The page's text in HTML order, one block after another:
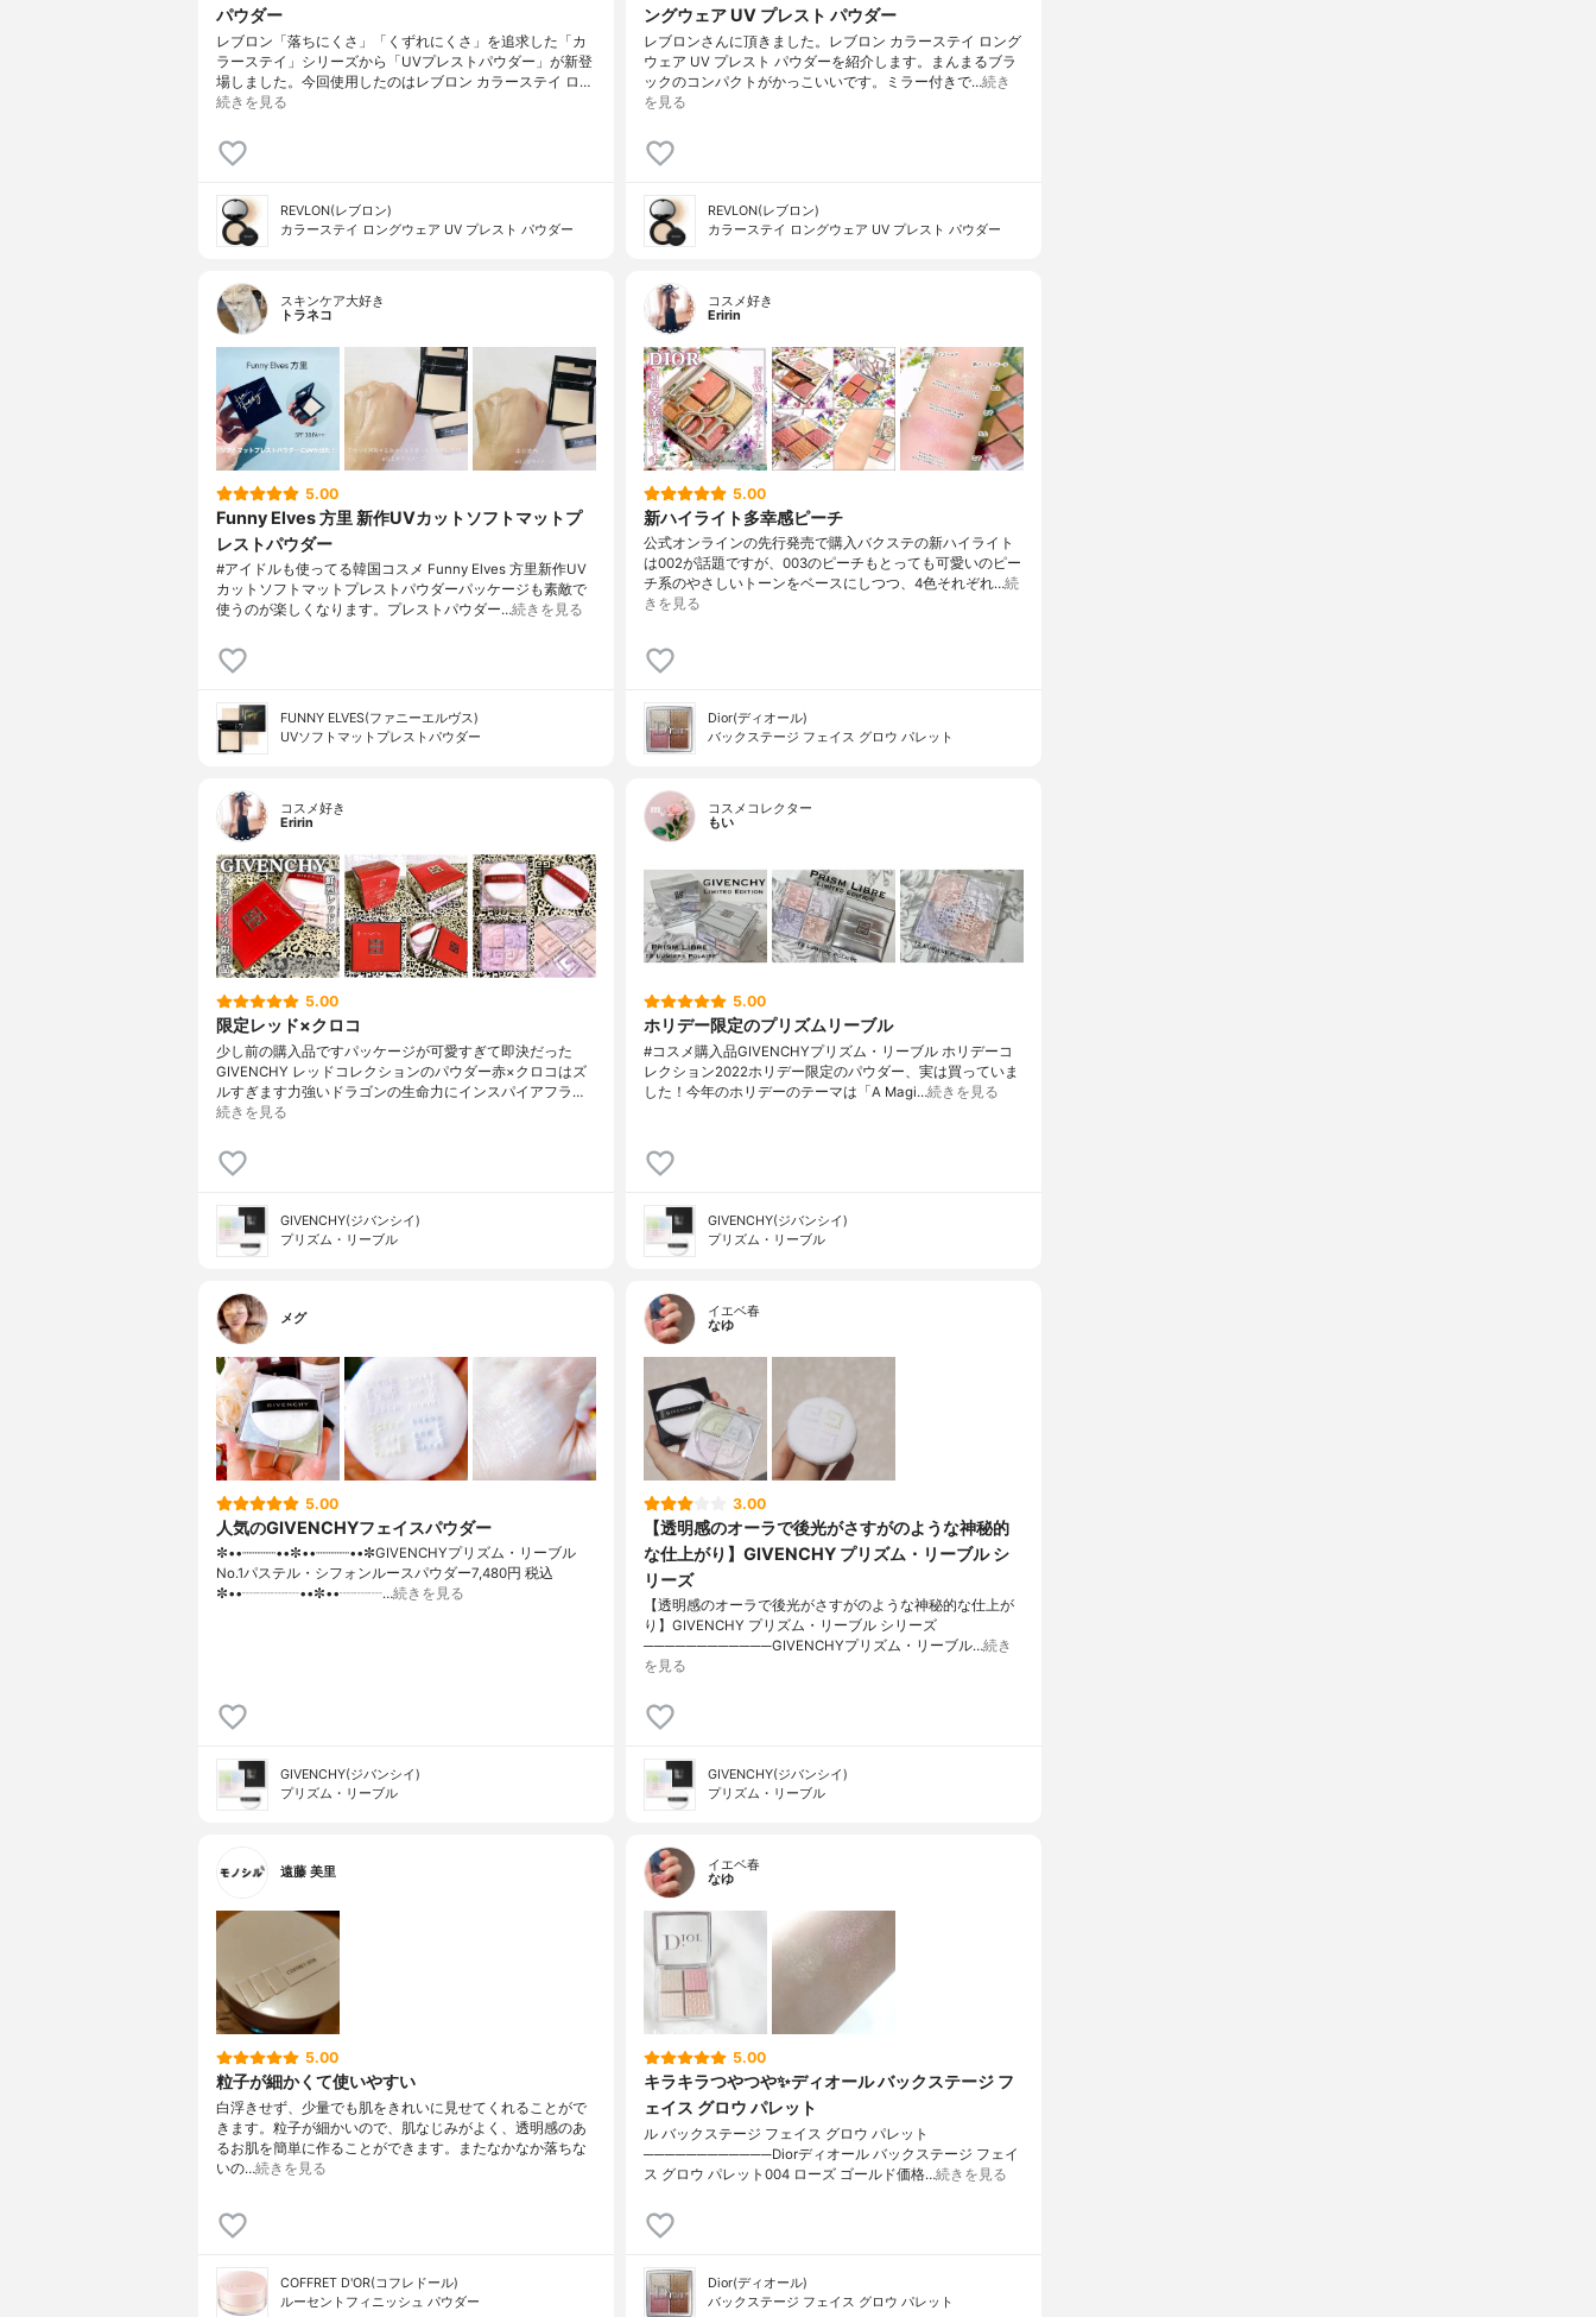
パウダー
レブロン「落ちにくさ」「くずれにくさ」を追求した「カ
ラーステイ」シリーズから「UVプレストパウダー」が新登
場しました。今回使用したのはレブロン カラーステイ ロ…
続きを見る
REVLON(レブロン)
カラーステイ ロングウェア UV プレスト パウダー
ングウェア UV プレスト パウダー
レブロンさんに頂きました。レブロン カラーステイ ロング
ウェア UV プレスト パウダーを紹介します。まんまるブラ
ックのコンパクトがかっこいいです。ミラー付きで…続き
を見る
REVLON(レブロン)
カラーステイ ロングウェア UV プレスト パウダー
スキンケア大好き
トラネコ
5.00
Funny Elves 方里 新作UVカットソフトマットプ
レストパウダー
#アイドルも使ってる韓国コスメ Funny Elves 方里新作UV
カットソフトマットプレストパウダーパッケージも素敵で
使うのが楽しくなります。プレストパウダー…続きを見る
FUNNY ELVES(ファニーエルヴス)
UVソフトマットプレストパウダー
コスメ好き
Eririn
5.00
新ハイライト多幸感ピーチ
公式オンラインの先行発売で購入バクステの新ハイライト
は002が話題ですが、003のピーチもとっても可愛いのピー
チ系のやさしいトーンをベースにしつつ、4色それぞれ…続
きを見る
Dior(ディオール)
バックステージ フェイス グロウ パレット
コスメ好き
Eririn
5.00
限定レッド×クロコ
少し前の購入品ですパッケージが可愛すぎて即決だった
GIVENCHY レッドコレクションのパウダー赤×クロコはズ
ルすぎます力強いドラゴンの生命力にインスパイアフラ…
続きを見る
GIVENCHY(ジバンシイ)
プリズム・リーブル
コスメコレクター
もい
5.00
ホリデー限定のプリズムリーブル
#コスメ購入品GIVENCHYプリズム・リーブル ホリデーコ
レクション2022ホリデー限定のパウダー、実は買っていま
した！今年のホリデーのテーマは「A Magi…続きを見る
GIVENCHY(ジバンシイ)
プリズム・リーブル
メグ
5.00
人気のGIVENCHYフェイスパウダー
✼••┈┈┈┈••✼••┈┈┈┈••✼GIVENCHYプリズム・リーブル
No.1パステル・シフォンルースパウダー7,480円 税込
✼••┈┈┈┈••✼••┈┈┈…続きを見る
GIVENCHY(ジバンシイ)
プリズム・リーブル
イエベ春
なゆ
3.00
【透明感のオーラで後光がさすがのような神秘的
な仕上がり】GIVENCHY プリズム・リーブル シ
リーズ
【透明感のオーラで後光がさすがのような神秘的な仕上が
り】GIVENCHY プリズム・リーブル シリーズ
────────────GIVENCHYプリズム・リーブル…続き
を見る
GIVENCHY(ジバンシイ)
プリズム・リーブル
遠藤 美里
5.00
粒子が細かくて使いやすい
白浮きせず、少量でも肌をきれいに見せてくれることがで
きます。粒子が細かいので、肌なじみがよく、透明感のあ
るお肌を簡単に作ることができます。またなかなか落ちな
いの…続きを見る
COFFRET D'OR(コフレドール)
ルーセントフィニッシュ パウダー
イエベ春
なゆ
5.00
キラキラつやつや✨ディオール バックステージ フ
ェイス グロウ パレット
ル バックステージ フェイス グロウ パレット
────────────Diorディオール バックステージ フェイ
ス グロウ パレット004 ローズ ゴールド価格…続きを見る
Dior(ディオール)
バックステージ フェイス グロウ パレット